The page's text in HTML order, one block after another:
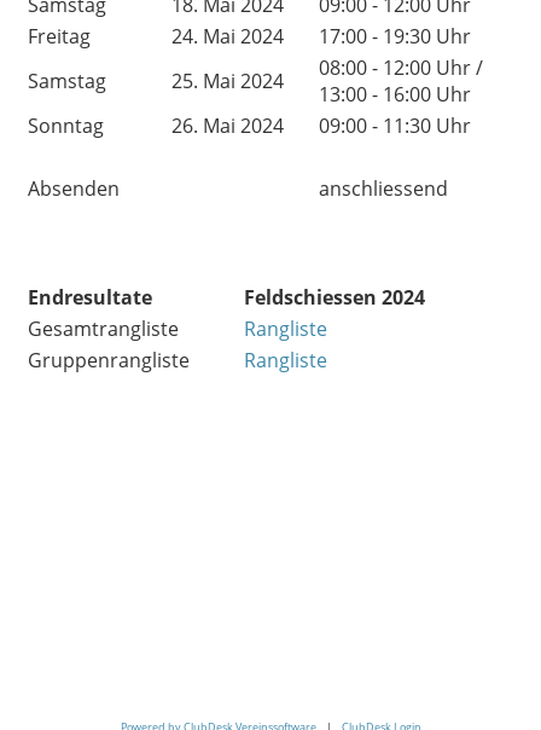
Freitag
24. Mai 2024
17:00 - 19:30 Uhr
Samstag
25. Mai 2024
08:00 - 12:00 Uhr /
13:00 - 16:00 Uhr
Sonntag
26. Mai 2024 09:00 - 11:30 Uhr
Absenden anschliessend
Endresultate
Feldschiessen 2024
Gesamtrangliste
Rangliste
Gruppenrangliste
Rangliste